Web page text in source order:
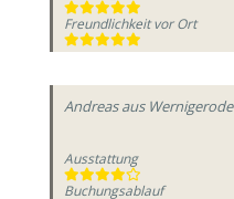
Freundlichkeit vor Ort
Andreasaus Wernigerode
Ausstattung
Buchungsablauf